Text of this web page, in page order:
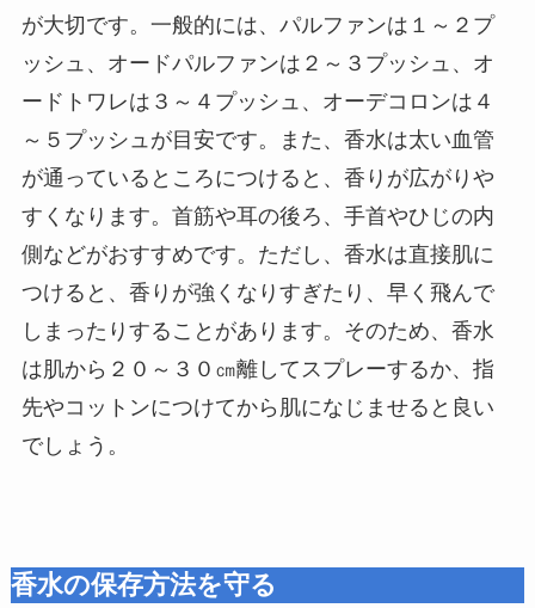
が大切です。一般的には、パルファンは１～２プ
ッシュ、オードパルファンは２～３プッシュ、オ
ードトワレは３～４プッシュ、オーデコロンは４
～５プッシュが目安です。また、香水は太い血管
が通っているところにつけると、香りが広がりや
すくなります。首筋や耳の後ろ、手首やひじの内
側などがおすすめです。ただし、香水は直接肌に
つけると、香りが強くなりすぎたり、早く飛んで
しまったりすることがあります。そのため、香水
は肌から２０～３０㎝離してスプレーするか、指
先やコットンにつけてから肌になじませると良い
でしょう。
香水の保存方法を守る